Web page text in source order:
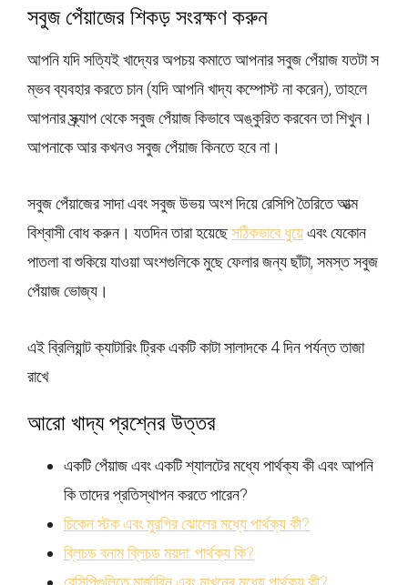
সবুজ পেঁয়াজের শিকড় সংরক্ষণ করুন
আপনি যদি সত্যিই খাদ্যের অপচয় কমাতে আপনার সবুজ পেঁয়াজ যতটা স
ম্ভব ব্যবহার করতে চান (যদি আপনি খাদ্য কম্পোস্ট না করেন), তাহলে
আপনার স্ক্র্যাপ থেকে সবুজ পেঁয়াজ কিভাবে অঙ্কুরিত করবেন তা শিখুন।
আপনাকে আর কখনও সবুজ পেঁয়াজ কিনতে হবে না।
সবুজ পেঁয়াজের সাদা এবং সবুজ উভয় অংশ দিয়ে রেসিপি তৈরিতে আত্ম
বিশ্বাসী বোধ করুন। যতদিন তারা হয়েছেসঠিকভাবে ধুয়েএবং যেকোন
পাতলা বা শুকিয়ে যাওয়া অংশগুলিকে মুছে ফেলার জন্য ছাঁটা, সমস্ত সবুজ
পেঁয়াজ ভোজ্য।
এই ব্রিলিয়ান্ট ক্যাটারিং ট্রিক একটি কাটা সালাদকে 4 দিন পর্যন্ত তাজা
রাখে
আরো খাদ্য প্রশ্নের উত্তর
একটি পেঁয়াজ এবং একটি শ্যালটের মধ্যে পার্থক্য কী এবং আপনি
কি তাদের প্রতিস্থাপন করতে পারেন?
চিকেন স্টক এবং মুরগির ঝোলের মধ্যে পার্থক্য কী?
ব্লিচড বনাম ব্লিচড ময়দা: পার্থক্য কি?